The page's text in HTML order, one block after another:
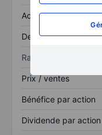
Actif total
Dette totale
Ratios
Prix / ventes
Bénéfice par action
Dividende par action